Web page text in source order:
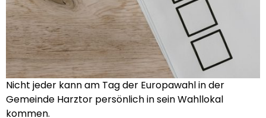
Nicht jeder kann am Tag der Europawahl in der
Gemeinde Harztor persönlich in sein Wahllokal
kommen.